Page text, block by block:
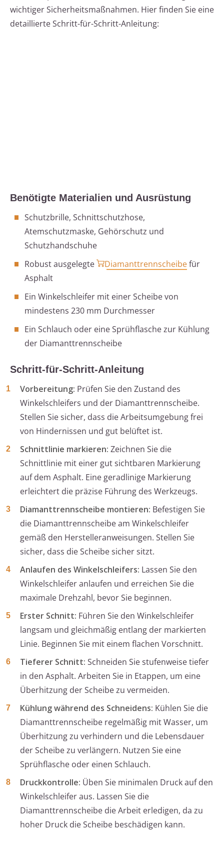
wichtiger Sicherheitsmaßnahmen. Hier finden Sie eine
detaillierte Schritt-für-Schritt-Anleitung:
Benötigte Materialien und Ausrüstung
Schutzbrille, Schnittschutzhose,
Atemschutzmaske, Gehörschutz und
Schutzhandschuhe
Robust ausgelegte
Diamanttrennscheibefür
Asphalt
Ein Winkelschleifer mit einer Scheibe von
mindestens 230 mm Durchmesser
Ein Schlauch oder eine Sprühflasche zur Kühlung
der Diamanttrennscheibe
Schritt-für-Schritt-Anleitung
Vorbereitung: Prüfen Sie den Zustand des
Winkelschleifers und der Diamanttrennscheibe.
Stellen Sie sicher, dass die Arbeitsumgebung frei
von Hindernissen und gut belüftet ist.
Schnittlinie markieren: Zeichnen Sie die
Schnittlinie mit einer gut sichtbaren Markierung
auf dem Asphalt. Eine geradlinige Markierung
erleichtert die präzise Führung des Werkzeugs.
Diamanttrennscheibe montieren: Befestigen Sie
die Diamanttrennscheibe am Winkelschleifer
gemäß den Herstelleranweisungen. Stellen Sie
sicher, dass die Scheibe sicher sitzt.
Anlaufen des Winkelschleifers: Lassen Sie den
Winkelschleifer anlaufen und erreichen Sie die
maximale Drehzahl, bevor Sie beginnen.
Erster Schnitt: Führen Sie den Winkelschleifer
langsam und gleichmäßig entlang der markierten
Linie. Beginnen Sie mit einem flachen Vorschnitt.
Tieferer Schnitt: Schneiden Sie stufenweise tiefer
in den Asphalt. Arbeiten Sie in Etappen, um eine
Überhitzung der Scheibe zu vermeiden.
Kühlung während des Schneidens: Kühlen Sie die
Diamanttrennscheibe regelmäßig mit Wasser, um
Überhitzung zu verhindern und die Lebensdauer
der Scheibe zu verlängern. Nutzen Sie eine
Sprühflasche oder einen Schlauch.
Druckkontrolle: Üben Sie minimalen Druck auf den
Winkelschleifer aus. Lassen Sie die
Diamanttrennscheibe die Arbeit erledigen, da zu
hoher Druck die Scheibe beschädigen kann.